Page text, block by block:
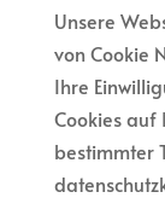
Unsere
von Cookie
Ihre
Cookies auf
bestimmter